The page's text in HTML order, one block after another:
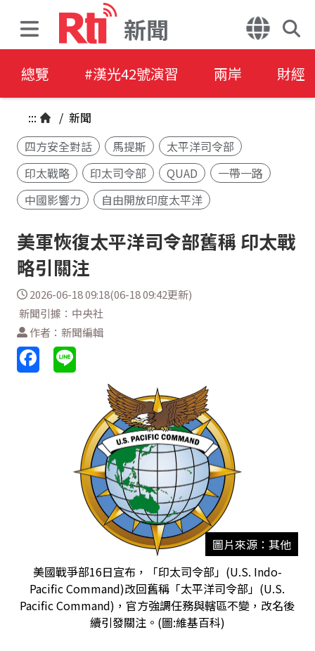
新聞
總覽 #漢光42號演習 兩岸 財經
::: / 新聞
四方安全對話
馬提斯
太平洋司令部
印太戰略
印太司令部 QUAD
一帶一路
中國影響力
自由開放印度太平洋
美軍恢復太平洋司令部舊稱 印太戰
略引關注
2026-06-18 09:18(06-18 09:42更新)
新聞引據：中央社
作者：新聞編輯
圖片來源：其他
美國戰爭部16日宣布，「印太司令部」(U.S. Indo-
Pacific Command)改回舊稱「太平洋司令部」(U.S.
Pacific Command)，官方強調任務與轄區不變，改名後
續引發關注。(圖:維基百科)